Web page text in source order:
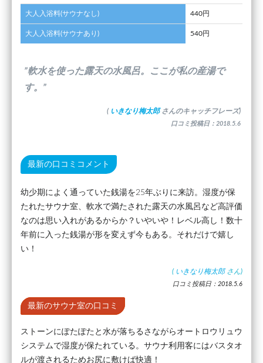
大人入浴料(サウナなし) 440円
大人入浴料(サウナあり) 540円
”軟水を使った露天の水風呂。ここが私の産湯で
す。”
( いきなり梅太郎 さんのキャッチフレーズ)
口コミ投稿日：2018.5.6
最新の口コミコメント
幼少期によく通っていた銭湯を25年ぶりに来訪。湿度が保
たれたサウナ室、軟水で満たされた露天の水風呂など高評価
なのは思い入れがあるからか？いやいや！レベル高し！数十
年前に入った銭湯が形を変えず今もある。それだけで嬉し
い！
( いきなり梅太郎 さん)
口コミ投稿日：2018.5.6
最新のサウナ室の口コミ
ストーンにぽたぽたと水が落ちるさながらオートロウリュウ
システムで湿度が保たれている。サウナ利用客にはバスタオ
ルが渡されるためお尻に敷けば快適！